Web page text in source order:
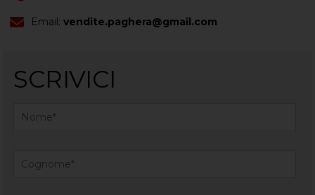
Email: vendite.paghera@gmail.com
SCRIVICI